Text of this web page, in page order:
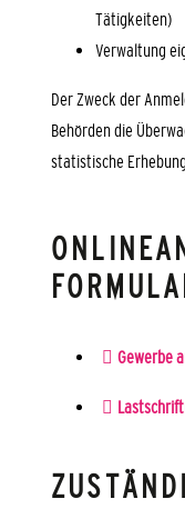
Tätigkeiten)
Verwaltung
Der Zweck der
Behörden die
statistische
Gewerbe